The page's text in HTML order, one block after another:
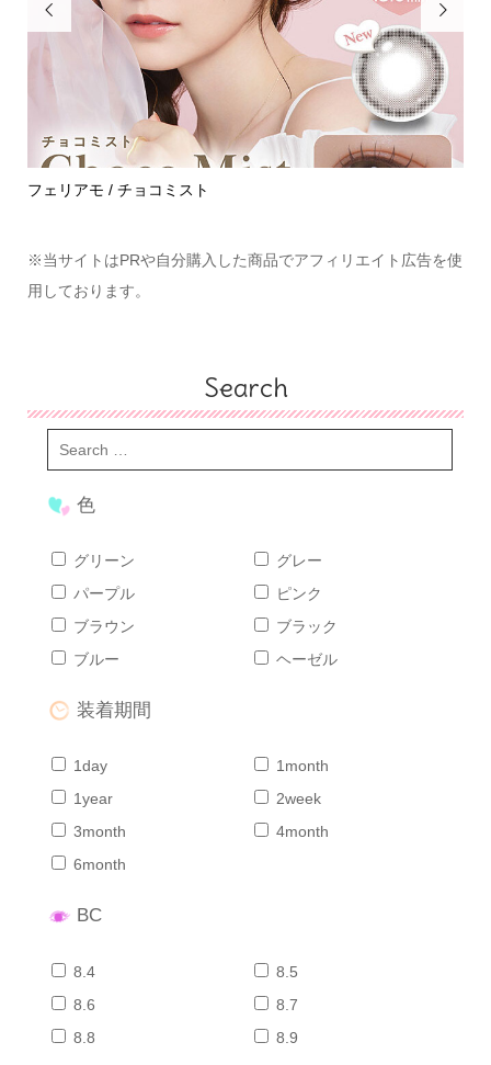

フェリアモ / チョコミスト

※当サイトはPRや自分購入した商品でアフィリエイト広告を使
用しております。
Search
色
グリーン
グレー
パープル
ピンク
ブラウン
ブラック
ブルー
ヘーゼル
装着期間
1day
1month
1year
2week
3month
4month
6month
BC
8.4
8.5
8.6
8.7
8.8
8.9